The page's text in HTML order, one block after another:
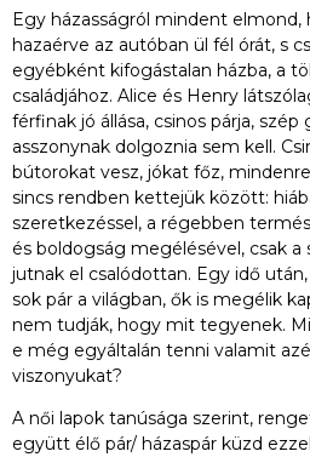
Egy házasságról mindent elmond,
hazaérve az autóban ül fél órát, s
egyébként kifogástalan házba, a
családjához. Alice és Henry
férfinak jó állása, csinos párja, szép
asszonynak dolgoznia sem kell.
bútorokat vesz, jókat főz,
sincs rendben kettejük között:
szeretkezéssel, a régebben
és boldogság megélésével, csak
jutnak el csalódottan. Egy idő
sok pár a világban, ők is megélik
nem tudják, hogy mit tegyenek.
e még egyáltalán tenni valamit
viszonyukat?
A női lapok tanúsága szerint,
együtt élő pár/ házaspár küzd